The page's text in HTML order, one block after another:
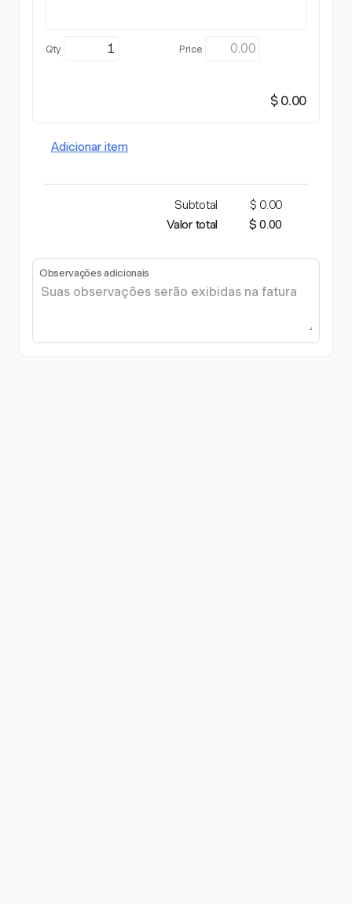
$ 0.00
Adicionar item
Subtotal
$ 0.00
Valor total
$ 0.00
Observações adicionais